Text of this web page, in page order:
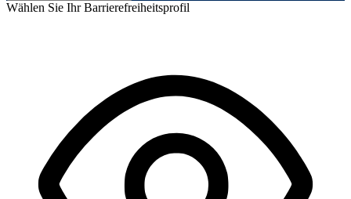
Wählen Sie Ihr Barrierefreiheitsprofil